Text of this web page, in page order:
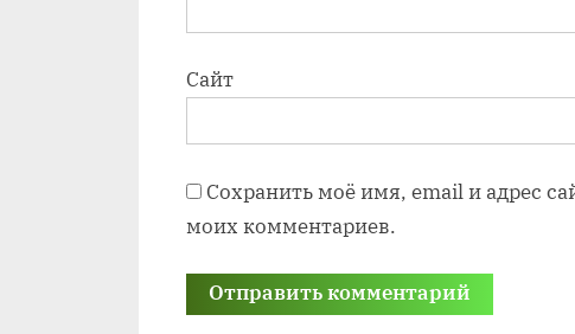
Сайт
Сохранить моё имя, email и адрес
моих комментариев.